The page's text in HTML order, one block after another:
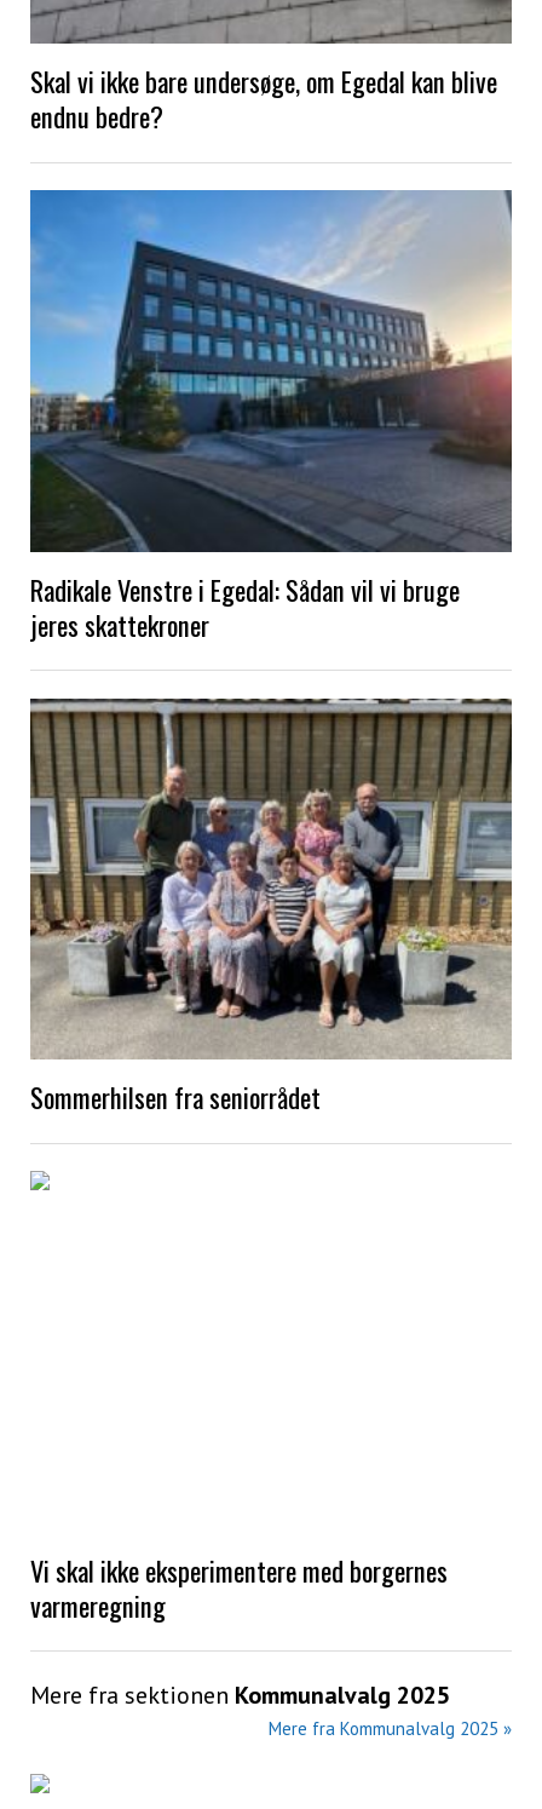
Skal vi ikke bare undersøge, om Egedal kan blive
endnu bedre?
Radikale Venstre i Egedal: Sådan vil vi bruge
jeres skattekroner
Sommerhilsen fra seniorrådet
Vi skal ikke eksperimentere med borgernes
varmeregning
Mere fra sektionen Kommunalvalg 2025
Mere fra Kommunalvalg 2025 »